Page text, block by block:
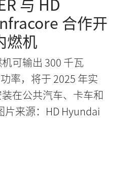
合作开
燃机
可输出 300 千瓦
功率，将于 2025 年实
在公共汽车、卡车和
片来源：HD Hyundai